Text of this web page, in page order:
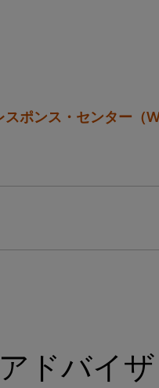
ポンス・センター（
ドバイ